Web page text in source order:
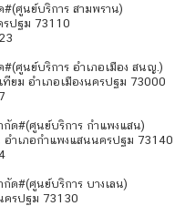
ศูนย์บริการ สามพราน)
รปฐม 73110
ศูนย์บริการ อำเภอเมือง สนญ.)
ยม อำเภอเมืองนครปฐม 73000
ด#(ศูนย์บริการ กำแพงแสน)
ำเภอกำแพงแสนนครปฐม 73140
ด#(ศูนย์บริการ บางเลน)
ครปฐม 73130